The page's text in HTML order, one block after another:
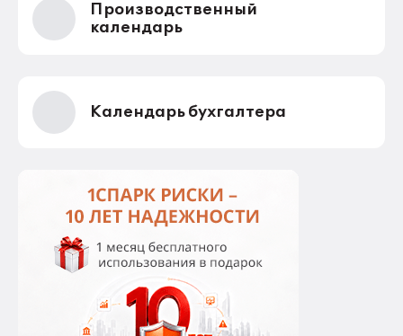
Производственный
календарь
Календарь бухгалтера